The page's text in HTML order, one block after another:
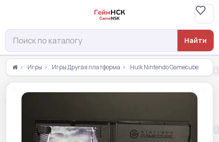
Найти
Игры Игры Другая платформа Hulk Nintendo Gamecube